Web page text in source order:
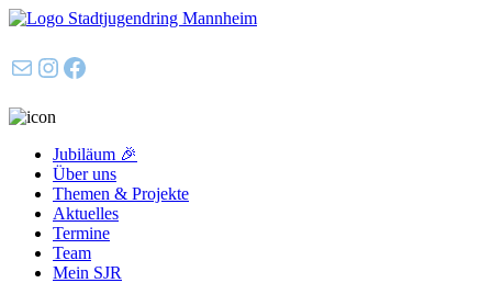
E-MailInstagram
Facebook
Jubiläum 🎉
Über uns
Themen & Projekte
Aktuelles
Termine
Team
Mein SJR